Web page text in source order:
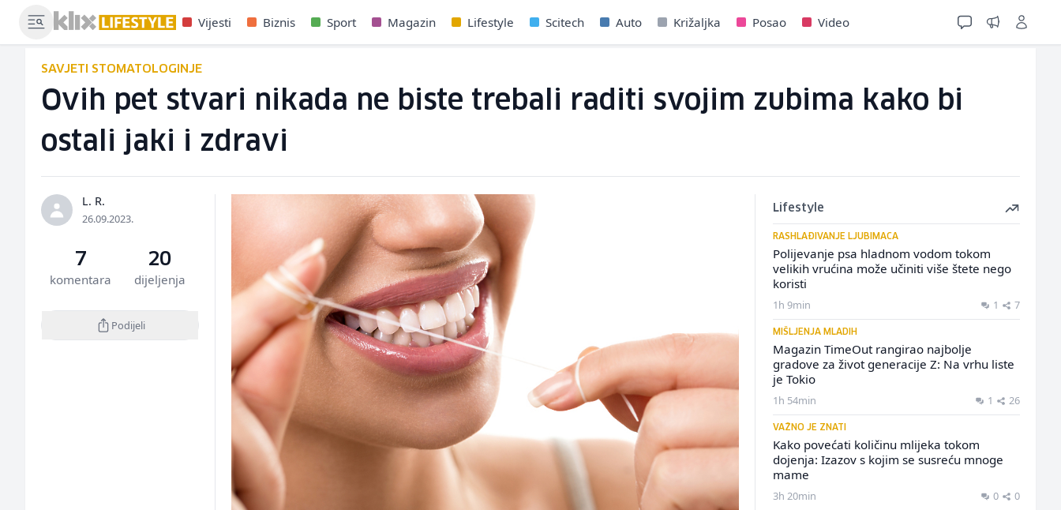
Vijesti Biznis Sport Magazin Lifestyle Scitech Auto Križaljka Posao Video
SAVJETI STOMATOLOGINJE
Ovih pet stvari nikada ne biste trebali raditi svojim zubima kako bi
ostali jaki i zdravi
L. R.
26.09.2023.
7
komentara
20
dijeljenja
Podijeli
Lifestyle
RASHLAĐIVANJE LJUBIMACA
Polijevanje psa hladnom vodom tokom
velikih vrućina može učiniti više štete nego
koristi
1h 9min 1 7
MIŠLJENJA MLADIH
Magazin TimeOut rangirao najbolje
gradove za život generacije Z: Na vrhu liste
je Tokio
1h 54min 1 26
VAŽNO JE ZNATI
Kako povećati količinu mlijeka tokom
dojenja: Izazov s kojim se susreću mnoge
mame
3h 20min 0 0